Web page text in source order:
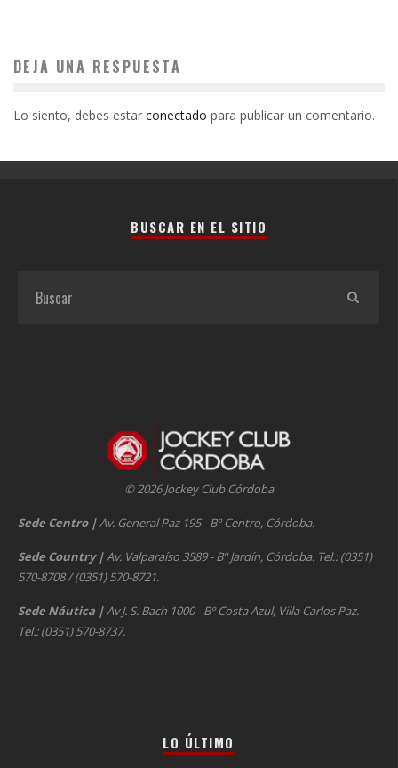
DEJA UNA RESPUESTA
Lo siento, debes estar conectado para publicar un comentario.
BUSCAR EN EL SITIO
© 2026 Jockey Club Córdoba
Sede Centro |Av. General Paz 195 - Bº Centro, Córdoba.
Sede Country |Av. Valparaíso 3589 - Bº Jardín, Córdoba. Tel.: (0351)
570-8708 / (0351) 570-8721.
Sede Náutica |Av J. S. Bach 1000 - Bº Costa Azul, Villa Carlos Paz.
Tel.: (0351) 570-8737.
LO ÚLTIMO